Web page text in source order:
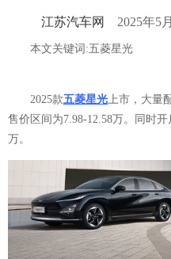
江苏汽车网 2025年5
本文关键词:五菱星光
2025款五菱星光 上市，大量
售价区间为7.98-12.58万。同时
万。